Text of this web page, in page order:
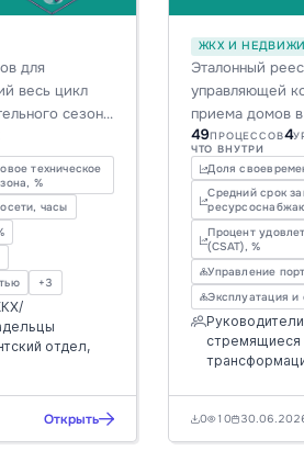
для
весь цикл
сезона
роли и
управления и
техническое
%
часы
+3
отдел,
Открыть
ЖКХ И
Эталонный
управляющей
приема домов
платежей до
обслуживания
повысьте
карты бизнес-
49ПРОЦЕССОВ4
ЧТО ВНУТРИ
Доля
Средний срок
Процент
(CSAT), %
Управление
Эксплуатация
стремящиеся
0 10